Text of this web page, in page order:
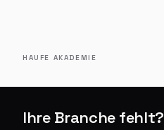
HAUFE AKADEMIE
Ihre Branche fehlt?